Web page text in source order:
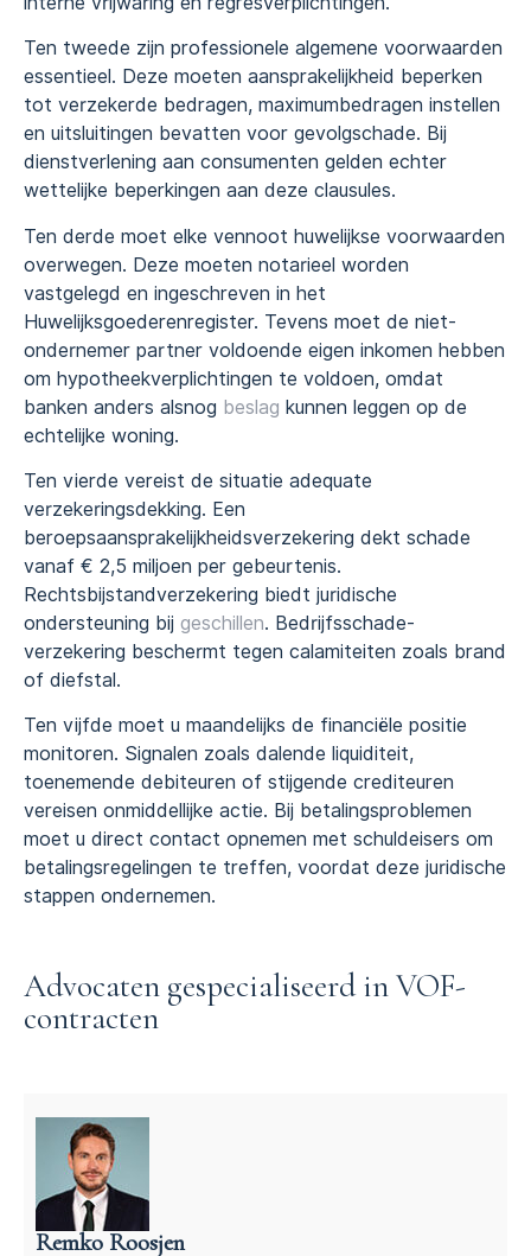
Ten tweede zijn professionele algemene voorwaarden
essentieel. Deze moeten aansprakelijkheid beperken
tot verzekerde bedragen, maximumbedragen instellen
en uitsluitingen bevatten voor gevolgschade. Bij
dienstverlening aan consumenten gelden echter
wettelijke beperkingen aan deze clausules.
Ten derde moet elke vennoot huwelijkse voorwaarden
overwegen. Deze moeten notarieel worden
vastgelegd en ingeschreven in het
Huwelijksgoederenregister. Tevens moet de niet-
ondernemer partner voldoende eigen inkomen hebben
om hypotheekverplichtingen te voldoen, omdat
banken anders alsnog beslag kunnen leggen op de
echtelijke woning.
Ten vierde vereist de situatie adequate
verzekeringsdekking. Een
beroepsaansprakelijkheidsverzekering dekt schade
vanaf € 2,5 miljoen per gebeurtenis.
Rechtsbijstandverzekering biedt juridische
ondersteuning bij geschillen. Bedrijfsschade-
verzekering beschermt tegen calamiteiten zoals brand
of diefstal.
Ten vijfde moet u maandelijks de financiële positie
monitoren. Signalen zoals dalende liquiditeit,
toenemende debiteuren of stijgende crediteuren
vereisen onmiddellijke actie. Bij betalingsproblemen
moet u direct contact opnemen met schuldeisers om
betalingsregelingen te treffen, voordat deze juridische
stappen ondernemen.
Advocaten gespecialiseerd in VOF-
contracten
Remko Roosjen
Advocaat contractenrecht